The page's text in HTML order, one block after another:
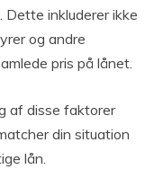
inkluderer ikke
og andre
pris på lånet.
af disse faktorer
din situation
lån.